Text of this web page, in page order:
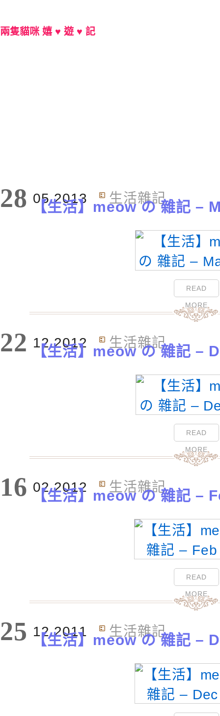
兩隻貓咪 嬉 ♥ 遊 ♥ 記
28 05.2013 生活雜記
【生活】meow の 雜記 –
READ
MORE
22 12.2012 生活雜記
【生活】meow の 雜記 –
READ
MORE
16 02.2012 生活雜記
【生活】meow の 雜記 –
READ
MORE
25 12.2011 生活雜記
【生活】meow の 雜記 –